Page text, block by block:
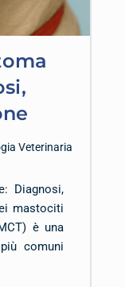
Veterinaria
Diagnosi,
mastociti
è una
comuni